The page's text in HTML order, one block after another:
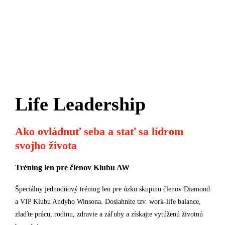
Life Leadership
Ako ovládnuť seba a stať sa lídrom
svojho života
Tréning len pre členov Klubu AW
Špeciálny jednodňový tréning len pre úzku skupinu členov Diamond
a VIP Klubu Andyho Winsona. Dosiahnite tzv. work-life balance,
zlaďte prácu, rodinu, zdravie a záľuby a získajte vytúženú životnú